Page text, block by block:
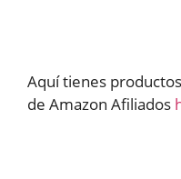
Aquí tienes
de Amazon Afiliados